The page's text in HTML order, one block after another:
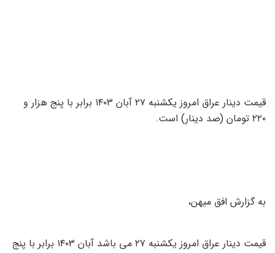
قیمت دینار عراق امروز یکشنبه ۲۷ آبان ۱۴۰۳ برابر با پنج هزار و
۲۲۰ تومان (صد دینار) است.
به گزارش افق میهن،
قیمت دینار عراق امروز یکشنبه ۲۷ می باشد آبان ۱۴۰۳ برابر با پنج